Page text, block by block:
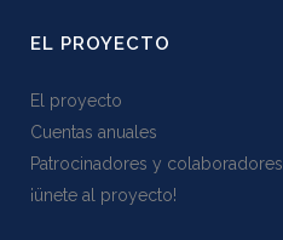
EL PROYECTO
El proyecto
Cuentas anuales
Patrocinadores y colaboradores
¡ünete al proyecto!